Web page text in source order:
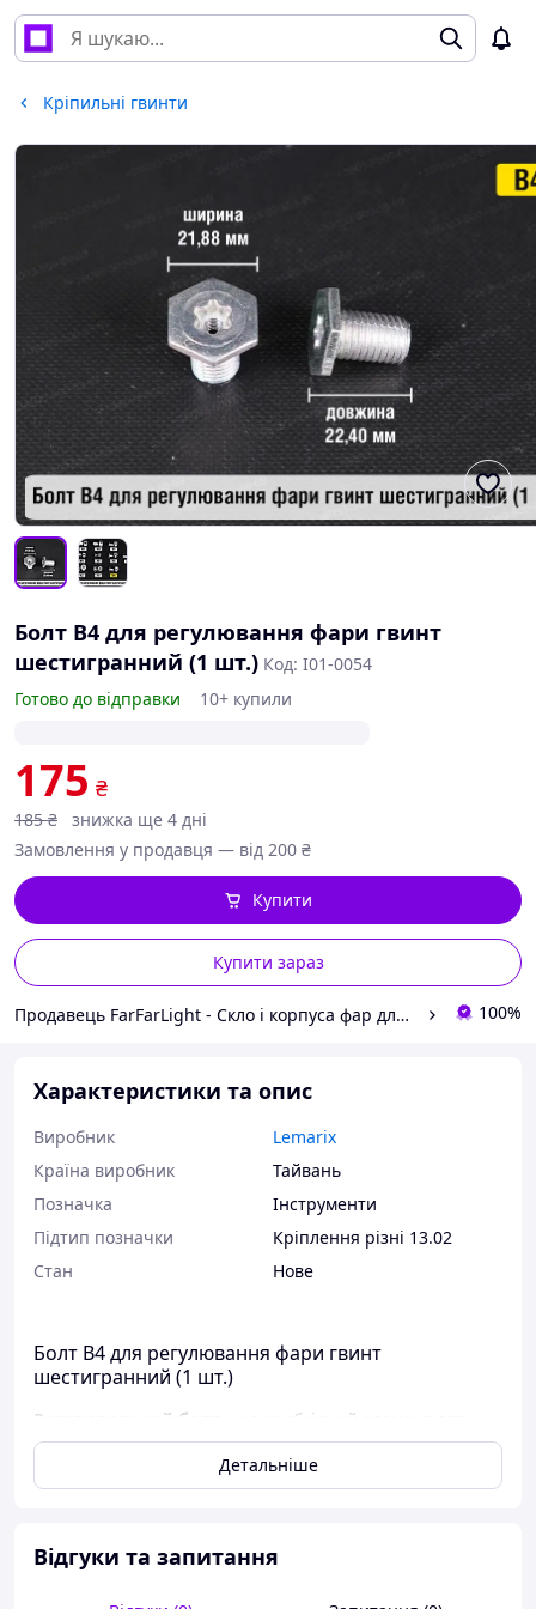
Кріпильні гвинти
Болт B4 для регулювання фари гвинт
шестигранний (1 шт.) Код: I01-0054
Готово до відправки
10+ купили
175 ₴
185 ₴
знижка ще 4 дні
Замовлення у продавця — від 200 ₴
Купити зараз
Купити
Продавець FarFarLight - Cкло і корпуса фар для авто 100%
Характеристики та опис
Виробник
Lemarix
Країна виробник
Тайвань
Позначка
Інструменти
Підтип позначки
Кріплення різні 13.02
Стан
Нове
Болт B4 для регулювання фари гвинт
шестигранний (1 шт.)
Регулювальний болт
– це необхідний елемент для
точного коригування зазорів між основними деталями
передньої частини автомобіля, такими як фари, капот,
бампер і крила. Завдяки правильному налаштуванню
передбачений отвір у корпусі фари, дозволяючи точно
Детальніше
Відгуки та запитання